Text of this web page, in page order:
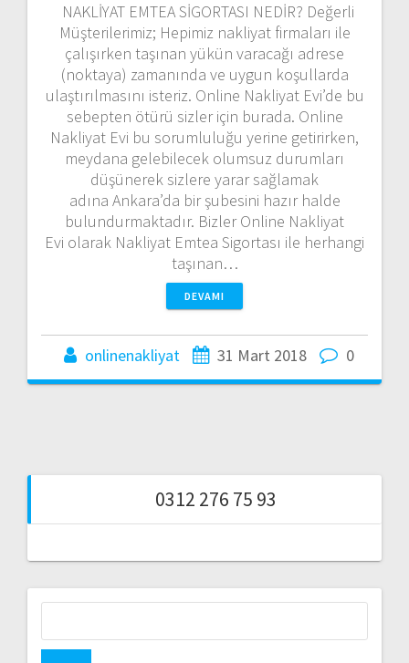
NAKLİYAT EMTEA SİGORTASI NEDİR? Değerli
Müşterilerimiz; Hepimiz nakliyat firmaları ile
çalışırken taşınan yükün varacağı adrese
(noktaya) zamanında ve uygun koşullarda
ulaştırılmasını isteriz. Online Nakliyat Evi’de bu
sebepten ötürü sizler için burada. Online
Nakliyat Evi bu sorumluluğu yerine getirirken,
meydana gelebilecek olumsuz durumları
düşünerek sizlere yarar sağlamak
adına Ankara’da bir şubesini hazır halde
bulundurmaktadır. Bizler Online Nakliyat
Evi olarak Nakliyat Emtea Sigortası ile herhangi
taşınan…
DEVAMI
onlinenakliyat 31 Mart 2018 0
0312 276 75 93